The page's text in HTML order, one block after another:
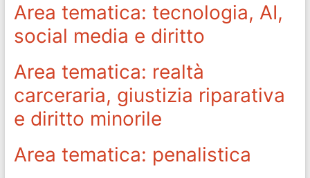
Area tematica: tecnologia, AI,
social media e diritto
Area tematica: realtà
carceraria, giustizia riparativa
e diritto minorile
Area tematica: penalistica